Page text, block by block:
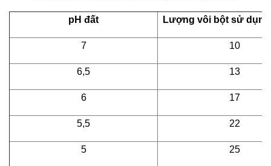
pH đất Lượng vôi bột sử dụng
7 10
6,5 13
6 17
5,5 22
5 25